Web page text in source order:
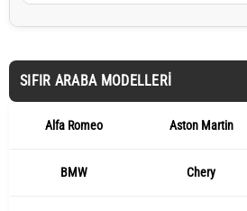
SIFIR ARABA MODELLERI
Alfa Romeo Aston Martin
BMW Chery